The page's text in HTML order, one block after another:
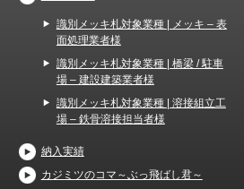
識別メッキ札対象業種 | メッキ – 表
面処理業者様
識別メッキ札対象業種 | 橋梁 / 駐車
場 – 建設建築業者様
識別メッキ札対象業種 | 溶接組立工
場 – 鉄骨溶接担当者様
納入実績
カジミツのコマ～ぶっ飛ばし君～